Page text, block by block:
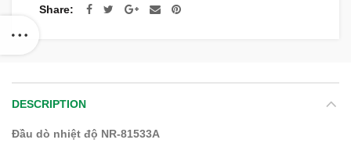
Share
DESCRIPTION
Đầu dò nhiệt độ NR-81533A